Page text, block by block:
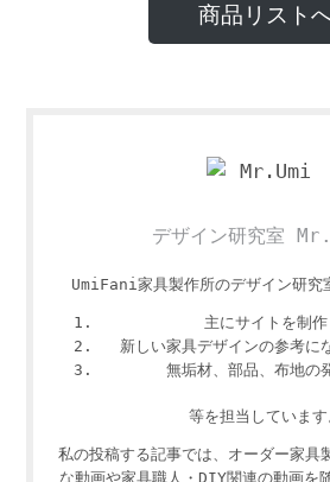
商品リスト
デザイン研究室
UmiFani家具製作所のデザイン研
主にサイトを制
新しい家具デザインの参考に
無垢材、部品、布地の
等を担当しています
私の投稿する記事では、オーダー家具
な動画や家具職人・DIY関連の動画を